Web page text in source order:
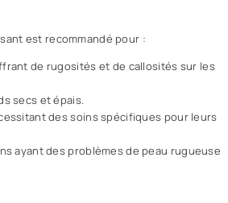
est recommandé pour :
de rugosités et de callosités sur les
secs et épais.
des soins spécifiques pour leurs
ayant des problèmes de peau rugueuse